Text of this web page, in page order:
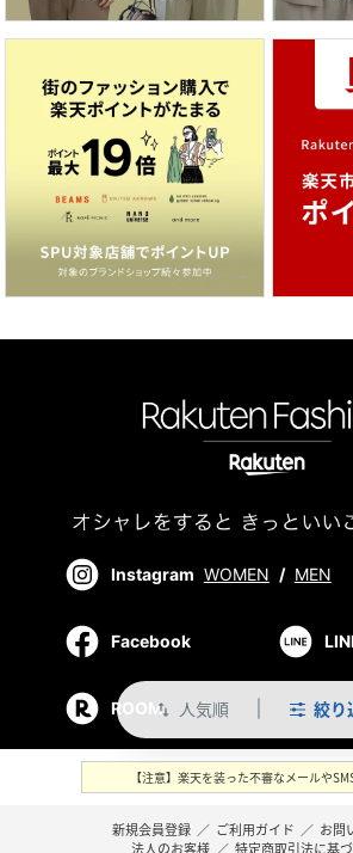
swap_vert 人気順 絞り
Instagram WOMEN / MEN
Facebook
ROOM
【注意】楽天を装った不審なメールや
新規会員登録 ／ ご利用ガイド ／ お問